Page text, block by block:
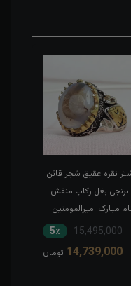
نقره عقیق شجر قائن
برنجی بغل رکاب منقش
مبارک امیرالمومنین
15,495,000 5٪
14,739,000 تومان